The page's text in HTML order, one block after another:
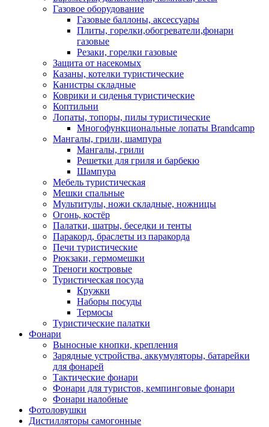
Газовое оборудование
Газовые баллоны, аксессуары
Плиты, горелки,обогреватели,фонари
газовые
Резаки, горелки газовые
Защита от насекомых
Казаны, котелки туристические
Канистры складные
Коврики и сиденья туристические
Коптильни
Лопаты, топоры, пилы туристические
Многофункциональные лопаты Brandcamp
Мангалы, грили, шампура
Мангалы, грили
Решетки для гриля и барбекю
Шампура
Мебель туристическая
Мешки спальные
Мультитулы, ножи складные, ножницы
Огонь, костёр
Палатки, шатры, беседки и тенты
Паракорд, браслеты из паракорда
Печи туристические
Рюкзаки, гермомешки
Треноги костровые
Туристическая посуда
Кружки
Наборы посуды
Термосы
Туристические палатки
Фонари
Выносные кнопки, крепления
Зарядные устройства, аккумуляторы, батарейки
для фонарей
Тактические фонари
Фонари для туристов, кемпинговые фонари
Фонари налобные
Фотоловушки
Дистилляторы самогонные